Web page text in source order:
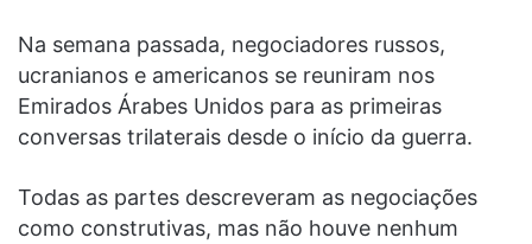
Na semana passada, negociadores russos,
ucranianos e americanos se reuniram nos
Emirados Árabes Unidos para as primeiras
conversas trilaterais desde o início da guerra.
Todas as partes descreveram as negociações
como construtivas, mas não houve nenhum